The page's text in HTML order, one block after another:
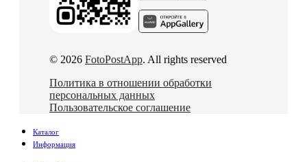
© 2026 FotoPostApp. All rights reserved
Политика в отношении обработки
персональных данных
Пользовательское соглашение
Каталог
Информация